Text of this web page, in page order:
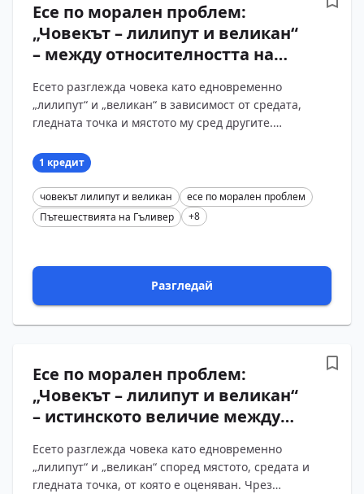
Есе по морален проблем:
„Човекът – лилипут и великан“
– между относителността на
истинското величие на духа
(„Пътешествията на Гъливер“,
Бробдингнаг“ от Джонатан
Есето разглежда човека като едновременно
„лилипут“ и „великан“ в зависимост от средата,
гледната точка и мястото му сред другите.
преобръщат предс?...
1 кредит
човекът лилипут и великан
есе по морален проблем
Пътешествията на Гъливер
+8
Разгледай
Есе по морален проблем:
„Човекът – лилипут и великан“
– истинското величие между
точка и нравствената стойност
на постъпките
Есето разглежда човека като едновременно
„лилипут“ и „великан“ според мястото, средата и
гледната точка, от която е оценяван. Чрез